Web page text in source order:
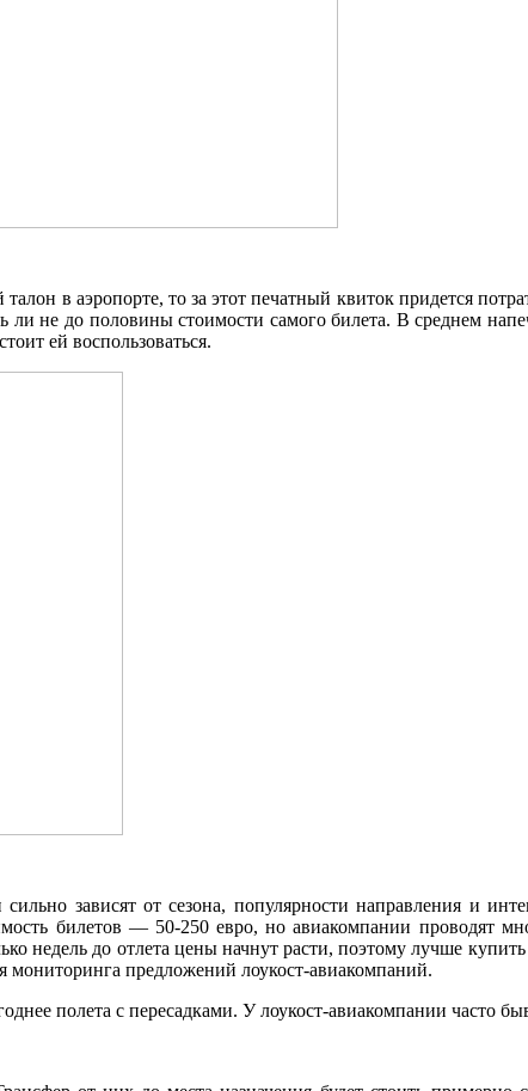
в аэропорте, то за этот печатный квиток придется
ли не до половины стоимости самого билета. В среднем
ей воспользоваться.
зависят от сезона, популярности направления и
билетов — 50-250 евро, но авиакомпании проводят
недель до отлета цены начнут расти, поэтому лучше
предложений лоукост-авиакомпаний.
полета с пересадками. У лоукост-авиакомпании часто